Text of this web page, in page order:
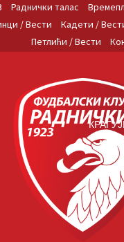
Раднички талас
/ Вести
Кадети /
Петлићи / Вести